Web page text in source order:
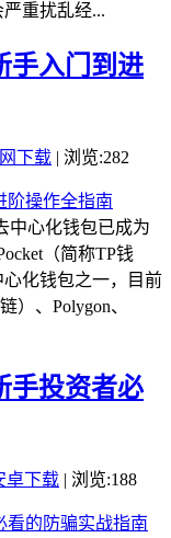
重扰乱经...
手入门到进
下载 | 浏览:282
中心化钱包已成为
（简称TP钱
化钱包之一，目前
）、Polygon、
手投资者必
卓下载 | 浏览:188